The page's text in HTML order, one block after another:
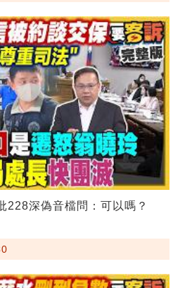
228深偽音檔問：可以嗎？